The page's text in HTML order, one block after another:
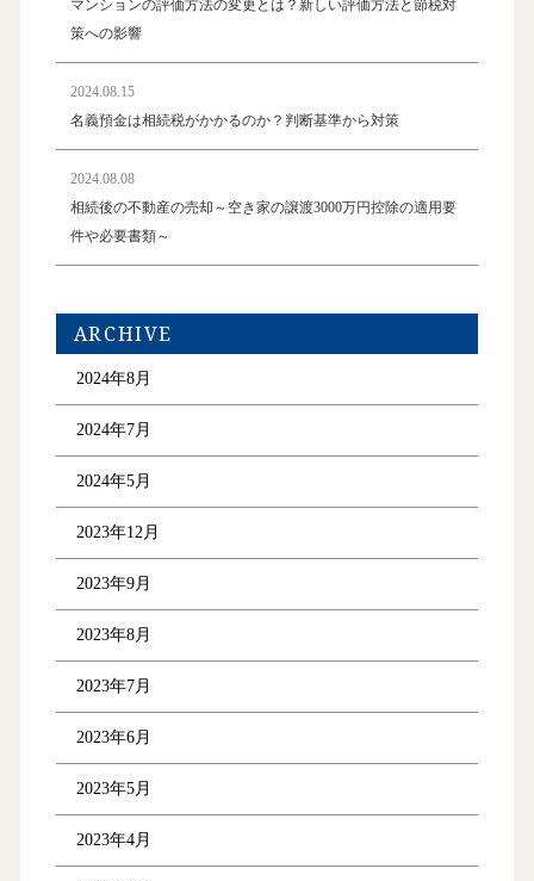
マンションの評価方法の変更とは？新しい評価方法と節税対
策への影響
2024.08.15
名義預金は相続税がかかるのか？判断基準から対策
2024.08.08
相続後の不動産の売却～空き家の譲渡3000万円控除の適用要
件や必要書類～
ARCHIVE
2024年8月
2024年7月
2024年5月
2023年12月
2023年9月
2023年8月
2023年7月
2023年6月
2023年5月
2023年4月